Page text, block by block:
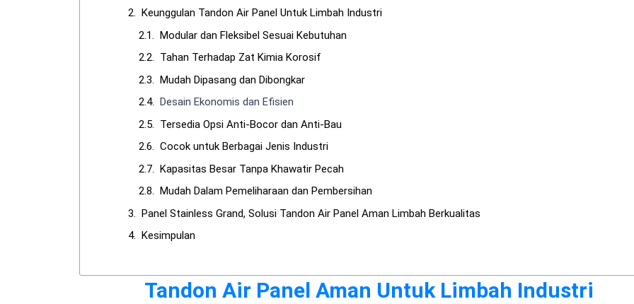
Keunggulan Tandon Air Panel Untuk Limbah Industri
Modular dan Fleksibel Sesuai Kebutuhan
Tahan Terhadap Zat Kimia Korosif
Mudah Dipasang dan Dibongkar
Desain Ekonomis dan Efisien
Tersedia Opsi Anti-Bocor dan Anti-Bau
Cocok untuk Berbagai Jenis Industri
Kapasitas Besar Tanpa Khawatir Pecah
Mudah Dalam Pemeliharaan dan Pembersihan
Panel Stainless Grand, Solusi Tandon Air Panel Aman Limbah Berkualitas
Kesimpulan
Tandon Air Panel Aman Untuk Limbah Industri